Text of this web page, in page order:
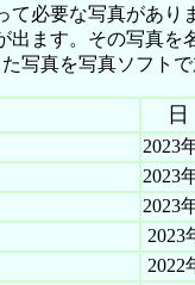
必要な写真があり
出ます。その写真を
写真を写真ソフト
2023
2023
2023
2023
2022